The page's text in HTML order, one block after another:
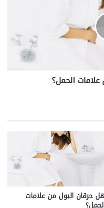
الحمل؟
حرقان البول من علامات